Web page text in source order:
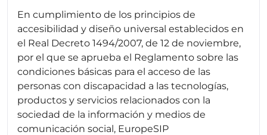
En cumplimiento de los principios de
accesibilidad y diseño universal establecidos en
el Real Decreto 1494/2007, de 12 de noviembre,
por el que se aprueba el Reglamento sobre las
condiciones básicas para el acceso de las
personas con discapacidad a las tecnologías,
productos y servicios relacionados con la
sociedad de la información y medios de
comunicación social, EuropeSIP